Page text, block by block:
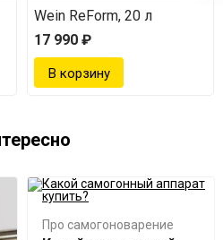
Wein ReForm, 20 л
17 990 ₽
Про самогоноварение